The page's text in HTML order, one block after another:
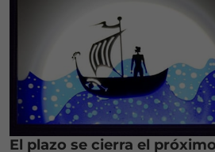
El plazo se cierra el